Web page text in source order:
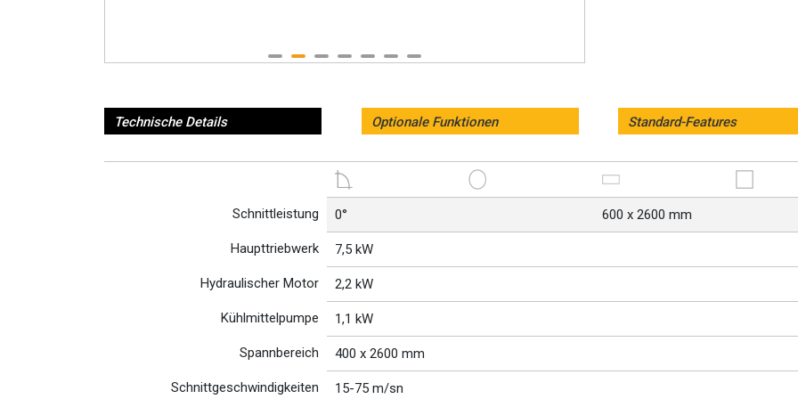
Technische Details Optionale Funktionen Standard-Features
Schnittleistung 0° 600 x 2600 mm
Haupttriebwerk 7,5 kW
Hydraulischer Motor 2,2 kW
Kühlmittelpumpe 1,1 kW
Spannbereich 400 x 2600 mm
Schnittgeschwindigkeiten 15-75 m/sn